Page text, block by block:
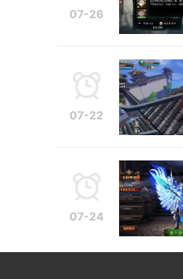
07-26
07-22
07-24